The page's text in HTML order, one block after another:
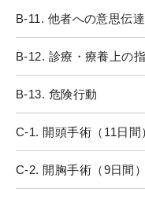
B-11. 他者への意思伝達
B-12. 診療・療養上の
B-13. 危険行動
C-1. 開頭手術（11日間
C-2. 開胸手術（9日間）